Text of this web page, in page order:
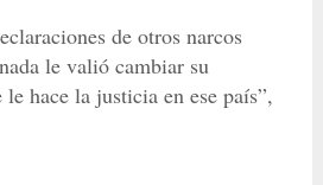
de otros narcos
le valió cambiar su
hace la justicia en ese país”,